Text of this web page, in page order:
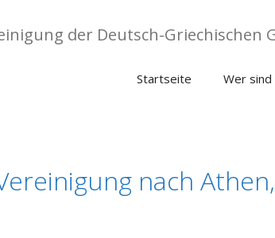
der Deutsch-Griechischen
Startseite Wer sind
nach